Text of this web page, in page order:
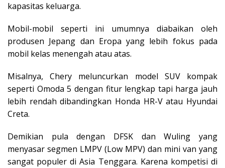
kapasitas keluarga.
Mobil-mobil seperti ini umumnya diabaikan oleh
produsen Jepang dan Eropa yang lebih fokus pada
mobil kelas menengah atau atas.
Misalnya, Chery meluncurkan model SUV kompak
seperti Omoda 5 dengan fitur lengkap tapi harga jauh
lebih rendah dibandingkan Honda HR-V atau Hyundai
Creta.
Demikian pula dengan DFSK dan Wuling yang
menyasar segmen LMPV (Low MPV) dan mini van yang
sangat populer di Asia Tenggara. Karena kompetisi di